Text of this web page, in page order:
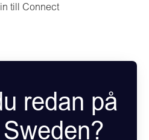
till Connect
redan på